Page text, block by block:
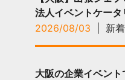
法人イベントケータ
2026/08/03
新
大阪の企業イベン